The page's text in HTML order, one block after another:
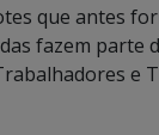
que antes
fazem parte
e